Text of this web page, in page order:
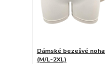
Dámské bezešvé
(M/L-2XL)